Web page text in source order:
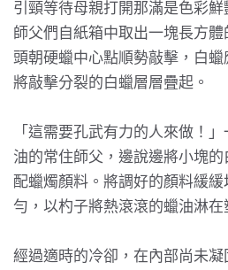
引頸等待母親打開那滿是色彩
師父們自紙箱中取出一塊長方
頭朝硬蠟中心點順勢敲擊，白
將敲擊分裂的白蠟層層疊起。
「這需要孔武有力的人來做！
油的常住師父，邊說邊將小塊
配蠟燭顏料。將調好的顏料緩
勻，以杓子將熱滾滾的蠟油淋在
經過適時的冷卻，在內部尚未